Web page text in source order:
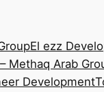
El ezz
Methaq Arab
Development